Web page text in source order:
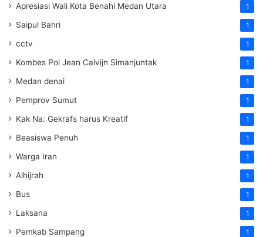
Apresiasi Wali Kota Benahi Medan Utara 1
Saipul Bahri 1
cctv 1
Kombes Pol Jean Calvijn Simanjuntak 1
Medan denai 1
Pemprov Sumut 1
Kak Na: Gekrafs harus Kreatif 1
Beasiswa Penuh 1
Warga Iran 1
Alhijrah 1
Bus 1
Laksana 1
Pemkab Sampang 1